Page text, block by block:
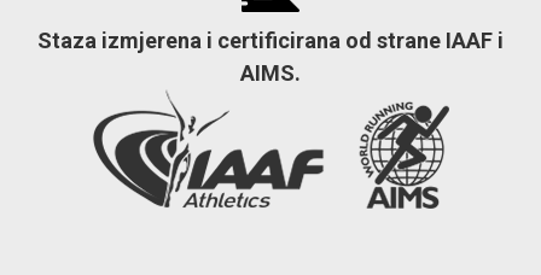
Staza izmjerena i certificirana od strane IAAF i
AIMS.